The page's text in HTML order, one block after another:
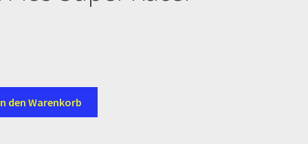
den Warenkorb